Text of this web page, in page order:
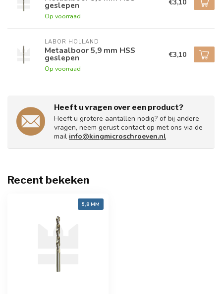
geslepen
Op voorraad
€3,10
LABOR HOLLAND
Metaalboor 5,9 mm HSS
geslepen
Op voorraad
€3,10
Heeft u vragen over een product?
Heeft u grotere aantallen nodig? of bij andere
vragen, neem gerust contact op met ons via de
mail info@kingmicroschroeven.nl
Recent bekeken
5,8 MM